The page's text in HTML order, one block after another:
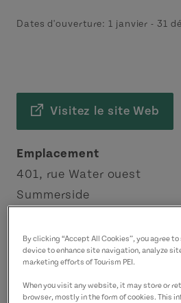
Dates d'ouverture:1 janvier - 31
Visitez le site Web
Emplacement
401, rue Water ouest
Summerside
Coordonnées
9027243399(P)
By clicking “Accept All Cookies”, you agree
device to enhance site navigation, analyze
marketing efforts of Tourism PEI.
When you visit any website, it may store or
browser, mostly in the form of cookies. This